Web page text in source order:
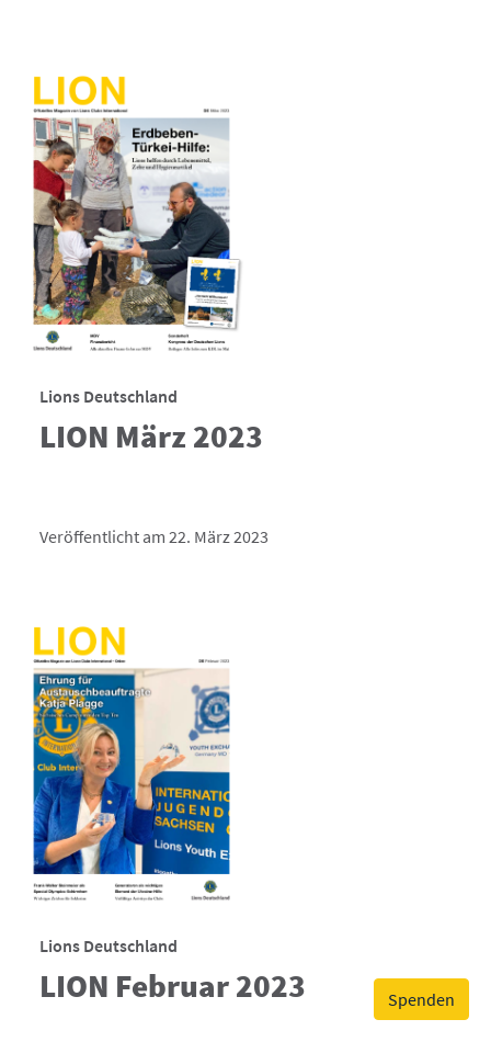
Spenden
Lions Deutschland
LION März 2023
Veröffentlicht am 22. März 2023
Lions Deutschland
LION Februar 2023